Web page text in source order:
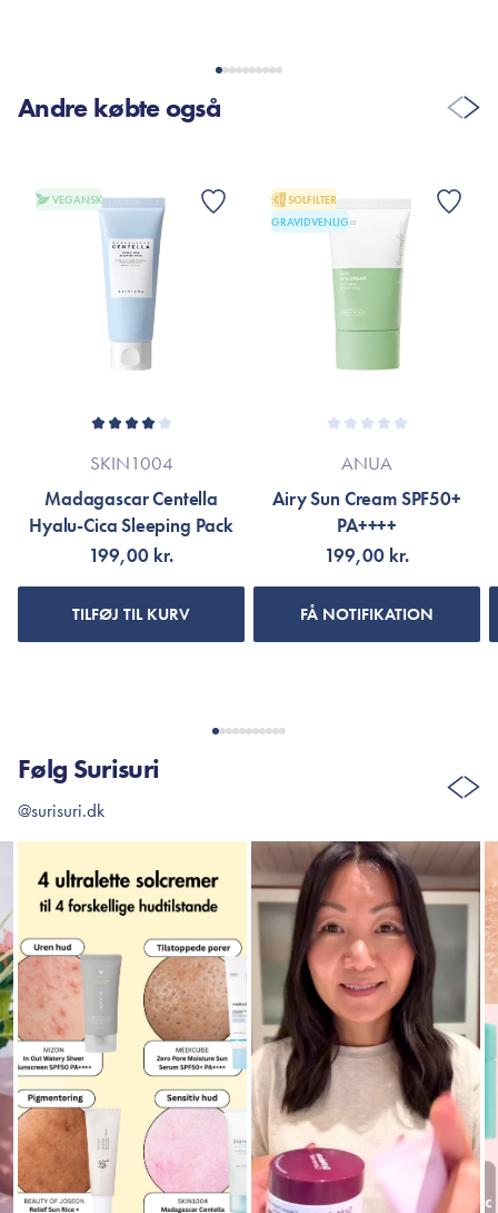
Lækre pad. Huden føles frisk og fugtet Ikke sidste gang jeg
VIS FLERE ANMELDELSER
Andre købte også
VEGANSK
SKIN1004
Madagascar Centella
Hyalu-Cica Sleeping Pack
199,00 kr.
TILFØJ TIL KURV
SOLFILTER
GRAVIDVENLIG
ANUA
Airy Sun Cream SPF50+
PA++++
199,00 kr.
FÅ NOTIFIKATION
Følg Surisuri
@surisuri.dk